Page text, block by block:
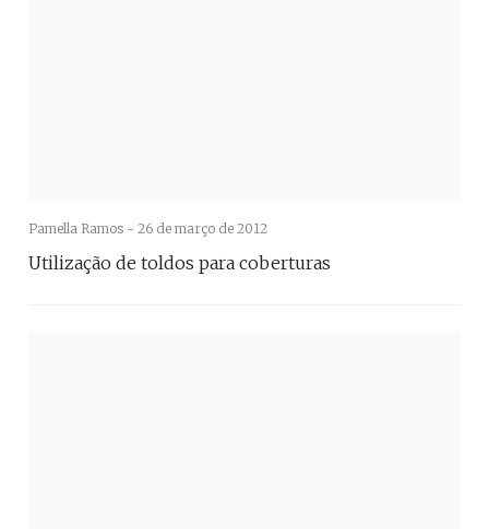
Pamella Ramos - 26 de março de 2012
Utilização de toldos para coberturas